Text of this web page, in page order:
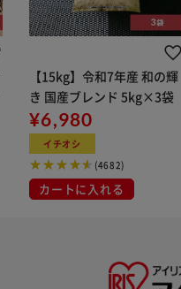
【15kg】令和7年産 和の輝
き 国産ブレンド 5kg×3袋
¥6,980
イチオシ
(4682)
カートに入れる